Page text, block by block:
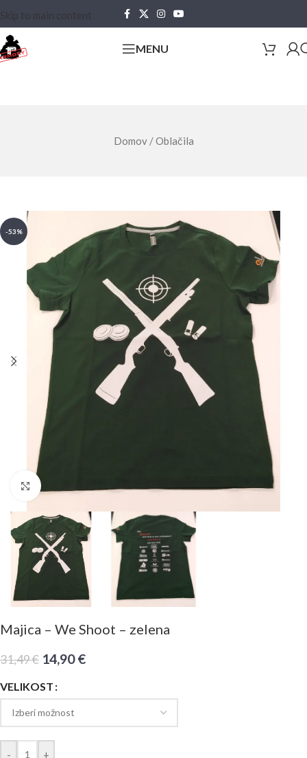
Skip to main content
MENU
Domov /Oblačila
-53%
Click to enlarge
Majica – We Shoot – zelena
31,49€ 14,90€
VELIKOST
- +